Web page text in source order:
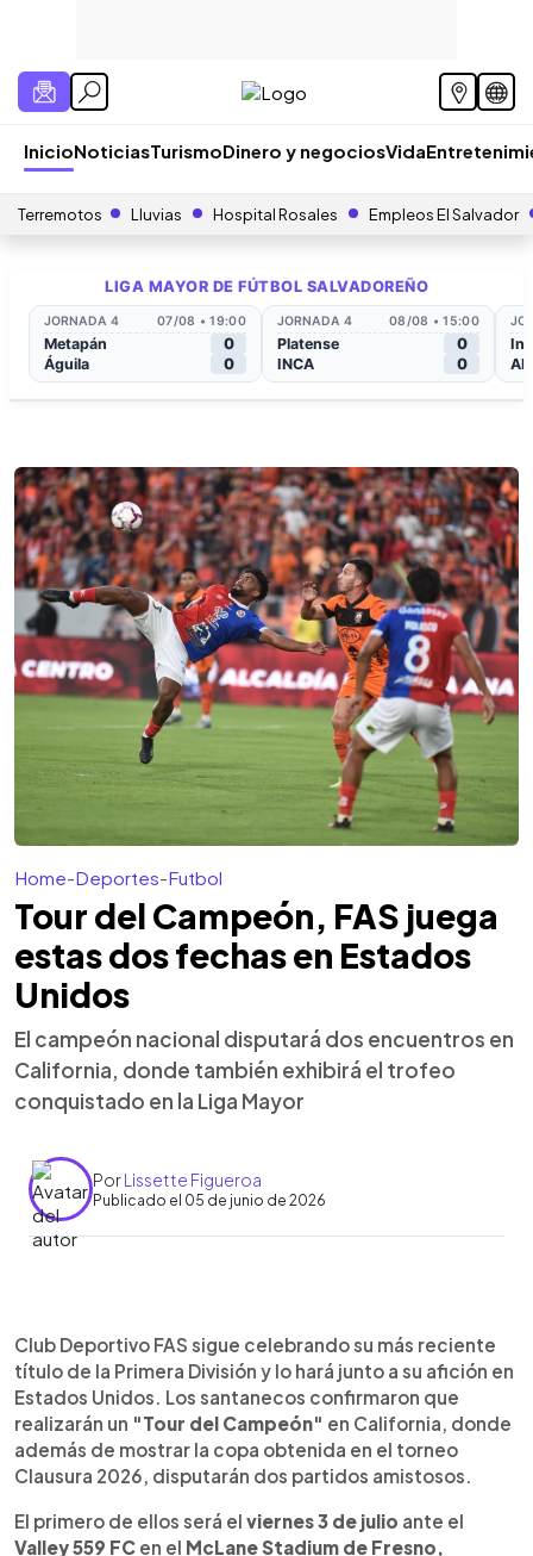
InicioNoticiasTurismoDinero y negociosVida
Terremotos Lluvias Hospital Rosales Empleos El Salvador
Home-Deportes-Futbol
Tour del Campeón, FAS juega
estas dos fechas en Estados
Unidos
El campeón nacional disputará dos encuentros en
California, donde también exhibirá el trofeo
conquistado en la Liga Mayor
PorLissette Figueroa
Publicado el 05 de junio de 2026
► Escuchar artículo
Club Deportivo FAS llevará su reciente título de
campeón a Estados Unidos como parte de su
“Tour del Campeón” en California. Los santanecos
disputarán dos partidos amistosos para compartir
la celebración con su afición en el exterior. El
primero será el 3 de julio ante Valley 559 FC en
Fresno, California, mientras que el segundo se
jugará el 8 de julio frente a AV ALTA FC en el
Lancaster Municipal Stadium. Además de los
Club Deportivo FAS sigue celebrando su más reciente
título de la Primera División y lo hará junto a su afición en
Estados Unidos. Los santanecos confirmaron que
realizarán un "Tour del Campeón" en California, donde
además de mostrar la copa obtenida en el torneo
Clausura 2026, disputarán dos partidos amistosos.
El primero de ellos será el viernes 3 de julio ante el
Valley 559 FC en el McLane Stadium de Fresno,